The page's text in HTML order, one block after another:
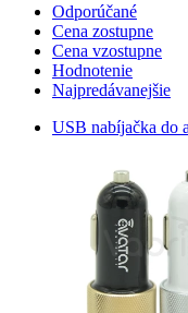
Odporúčané
Cena zostupne
Cena vzostupne
Hodnotenie
Najpredávanejšie
USB nabíjačka do